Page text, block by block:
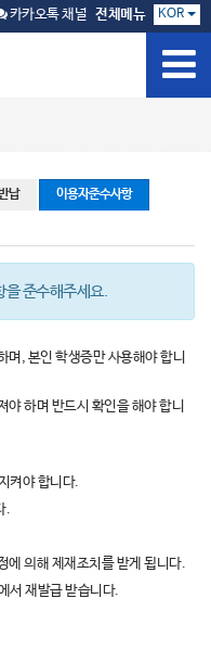
카카오톡 채널 전체메뉴 KOR
납 이용자준수사항
을 준수해주세요.
며, 본인 학생증만 사용해야 합니
야 하며 반드시 확인을 해야 합니
켜야 합니다.
.
에 의해 제재조치를 받게 됩니다.
서 재발급 받습니다.